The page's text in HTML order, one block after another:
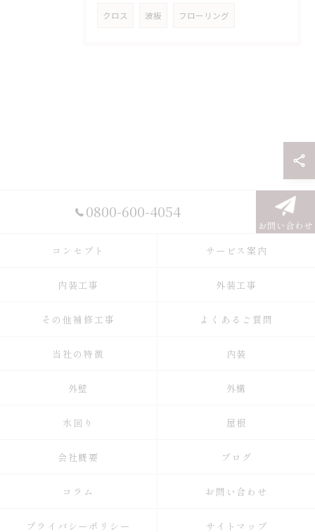
クロス 波板 フローリング
0800-600-4054
お問い合わせ
コンセプト
サービス案内
内装工事 外装工事
その他補修工事 よくあるご質問
当社の特徴 内装
外壁 外構
水回り 屋根
会社概要 ブログ
コラム お問い合わせ
プライバシーポリシー サイトマップ